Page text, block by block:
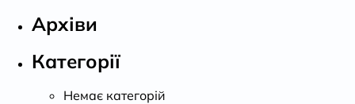
Архіви
Категорії
Немає категорій